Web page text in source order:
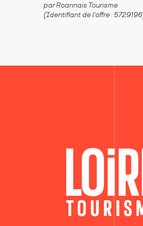
par Roannais Tourisme
(Identifiant de l'offre : 5729196